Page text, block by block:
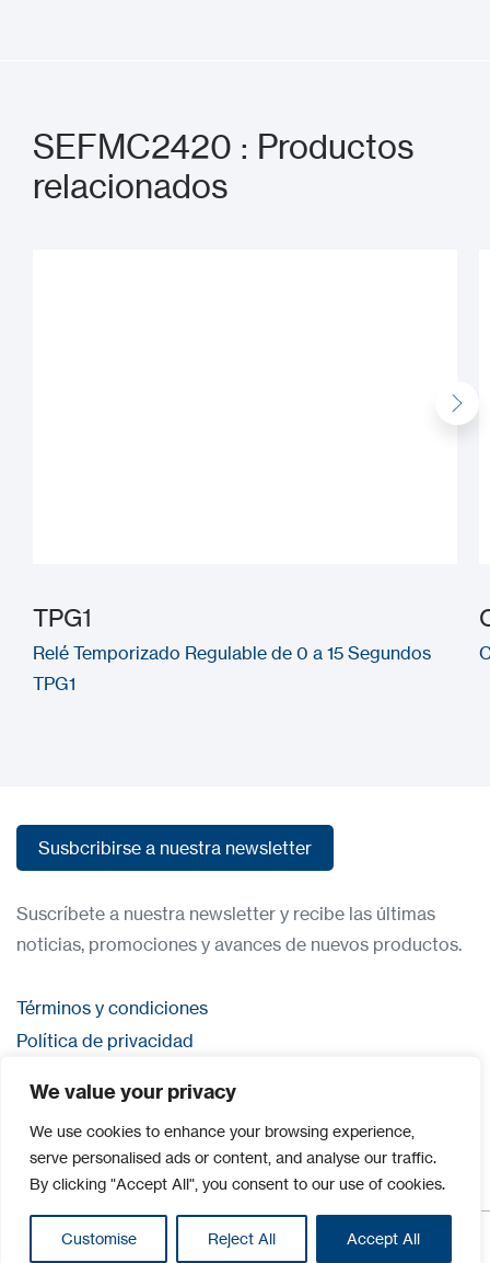
We value your privacy
We use cookies to enhance your browsing experience,
serve personalised ads or content, and analyse our traffic.
By clicking "Accept All", you consent to our use of cookies.
Customise Reject All Accept All
SEFMC2420 : Productos
relacionados
TPG1
Relé Temporizado Regulable de 0 a 15 Segundos
TPG1
Susbcribirse a nuestra newsletter
Suscríbete a nuestra newsletter y recibe las últimas
noticias, promociones y avances de nuevos productos.
Términos y condiciones
Política de privacidad
Iniciar sesión
©2026 Todos los derechos reservados | CDVI